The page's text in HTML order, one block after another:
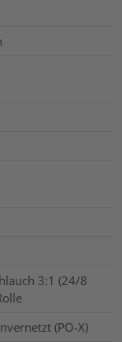
3:1 (24/8
(PO-X)